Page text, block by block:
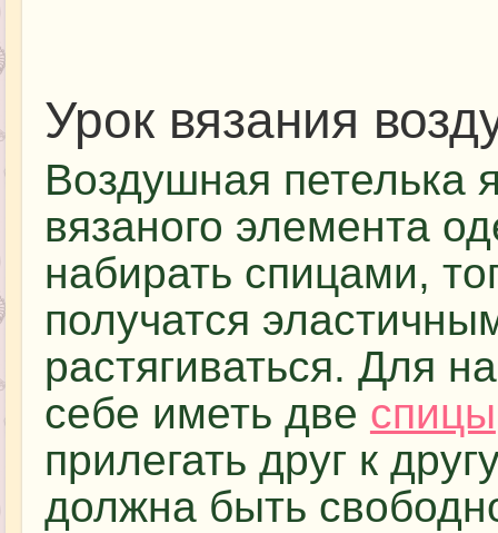
Урок вязания
Воздушная петелька
вязаного элемента
набирать спицами,
получатся
растягиваться. Для
себе иметь две спицы
прилегать друг к
должна быть